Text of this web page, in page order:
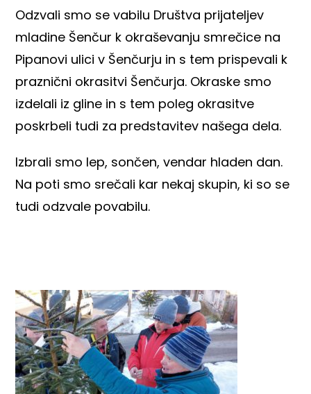
Odzvali smo se vabilu Društva prijateljev
mladine Šenčur k okraševanju smrečice na
Pipanovi ulici v Šenčurju in s tem prispevali k
praznični okrasitvi Šenčurja. Okraske smo
izdelali iz gline in s tem poleg okrasitve
poskrbeli tudi za predstavitev našega dela.
Izbrali smo lep, sončen, vendar hladen dan.
Na poti smo srečali kar nekaj skupin, ki so se
tudi odzvale povabilu.